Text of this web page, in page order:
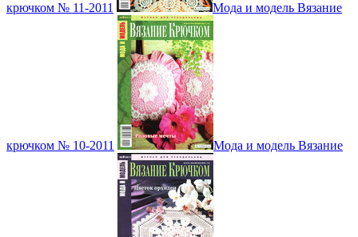
крючком № 11-2011 Мода и модель Вязание
крючком № 10-2011 Мода и модель Вязание